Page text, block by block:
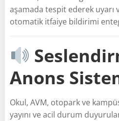
aşamada tespit ederek uyarı
otomatik itfaiye bildirimi
Anons
Okul, AVM, otopark ve
yayını ve acil durum